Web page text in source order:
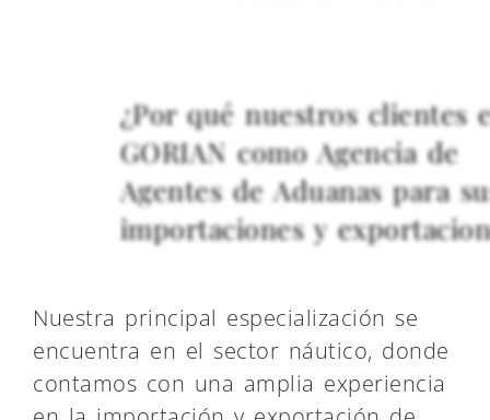
¿Por qué nuestros clientes
GORIAN como Agencia de
Agentes de Aduanas para
importaciones y
Nuestra principal especialización se
encuentra en el sector náutico, donde
contamos con una amplia experiencia